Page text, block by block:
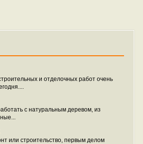
и отделочных работ очень
с натуральным деревом, из
или строительство, первым делом